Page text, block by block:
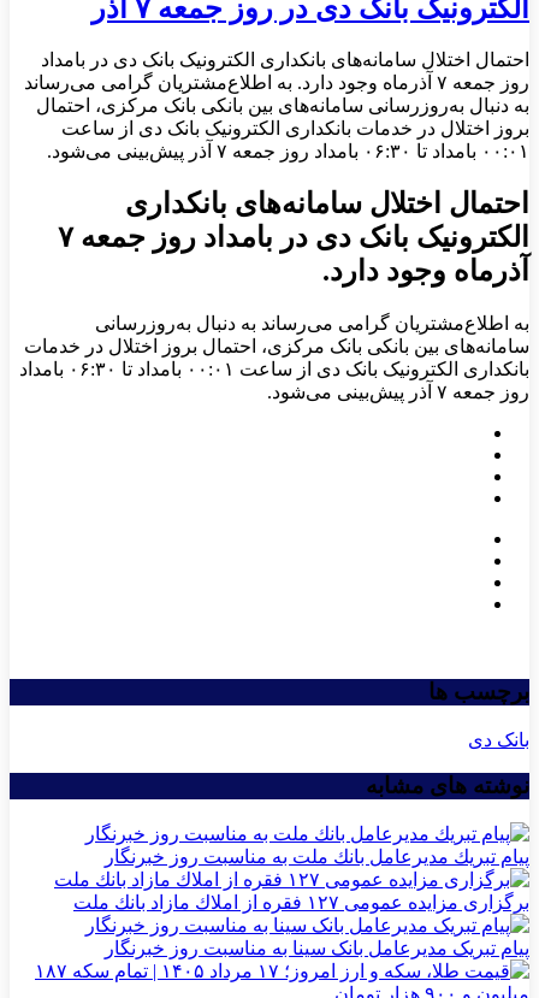
الکترونیک بانک دی در روز جمعه ۷ آذر
احتمال اختلال سامانه‌های بانکداری الکترونیک بانک دی در بامداد
روز جمعه ۷ آذرماه وجود دارد. به اطلاع‌مشتریان گرامی می‌رساند
به دنبال به‌روزرسانی سامانه‌های بین بانکی بانک مرکزی، احتمال
بروز اختلال در خدمات بانکداری الکترونیک بانک دی از ساعت
۰۰:۰۱ بامداد تا ۰۶:۳۰ بامداد روز جمعه ۷ آذر پیش‌بینی می‌شود.
احتمال اختلال سامانه‌های بانکداری
الکترونیک بانک دی در بامداد روز جمعه ۷
آذرماه وجود دارد.
به اطلاع‌مشتریان گرامی می‌رساند به دنبال به‌روزرسانی
سامانه‌های بین بانکی بانک مرکزی، احتمال بروز اختلال در خدمات
بانکداری الکترونیک بانک دی از ساعت ۰۰:۰۱ بامداد تا ۰۶:۳۰ بامداد
روز جمعه ۷ آذر پیش‌بینی می‌شود.
برچسب ها
بانک دی
نوشته های مشابه
پیام تبریك مدیرعامل بانك ملت به مناسبت روز خبرنگار
برگزاری مزایده عمومی ۱۲۷ فقره از املاك مازاد بانك ملت
پیام تبریک مدیرعامل بانک سینا به مناسبت روز خبرنگار